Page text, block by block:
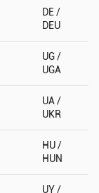
DE /
DEU
UG /
UGA
UA /
UKR
HU /
HUN
UY /